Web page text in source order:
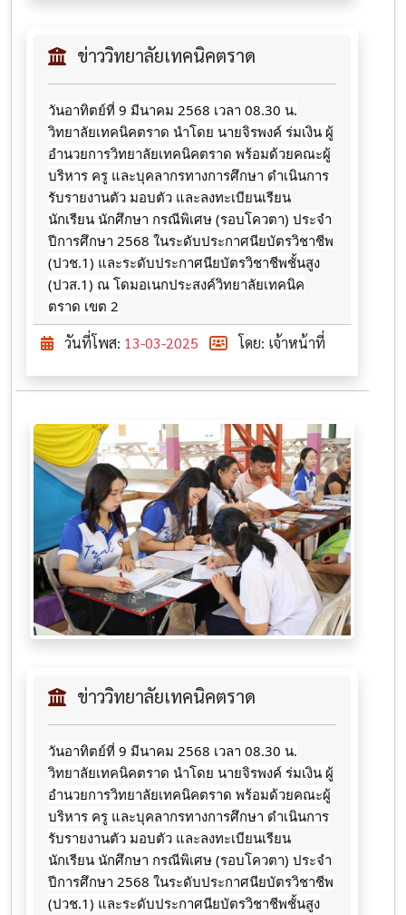
ข่าววิทยาลัยเทคนิคตราด
วันอาทิตย์ที่ 9 มีนาคม 2568 เวลา 08.30 น.
วิทยาลัยเทคนิคตราด นำโดย นายจิรพงค์ ร่มเงิน ผู้
อำนวยการวิทยาลัยเทคนิคตราด พร้อมด้วยคณะผู้
บริหาร ครู และบุคลากรทางการศึกษา ดำเนินการ
รับรายงานตัว มอบตัว และลงทะเบียนเรียน
นักเรียน นักศึกษา กรณีพิเศษ (รอบโควตา) ประจำ
ปีการศึกษา 2568 ในระดับประกาศนียบัตรวิชาชีพ
(ปวช.1) และระดับประกาศนียบัตรวิชาชีพชั้นสูง
(ปวส.1) ณ โดมอเนกประสงค์วิทยาลัยเทคนิค
ตราด เขต 2
วันที่โพส: 13-03-2025 โดย: เจ้าหน้าที่
ข่าววิทยาลัยเทคนิคตราด
วันอาทิตย์ที่ 9 มีนาคม 2568 เวลา 08.30 น.
วิทยาลัยเทคนิคตราด นำโดย นายจิรพงค์ ร่มเงิน ผู้
อำนวยการวิทยาลัยเทคนิคตราด พร้อมด้วยคณะผู้
บริหาร ครู และบุคลากรทางการศึกษา ดำเนินการ
รับรายงานตัว มอบตัว และลงทะเบียนเรียน
นักเรียน นักศึกษา กรณีพิเศษ (รอบโควตา) ประจำ
ปีการศึกษา 2568 ในระดับประกาศนียบัตรวิชาชีพ
(ปวช.1) และระดับประกาศนียบัตรวิชาชีพชั้นสูง